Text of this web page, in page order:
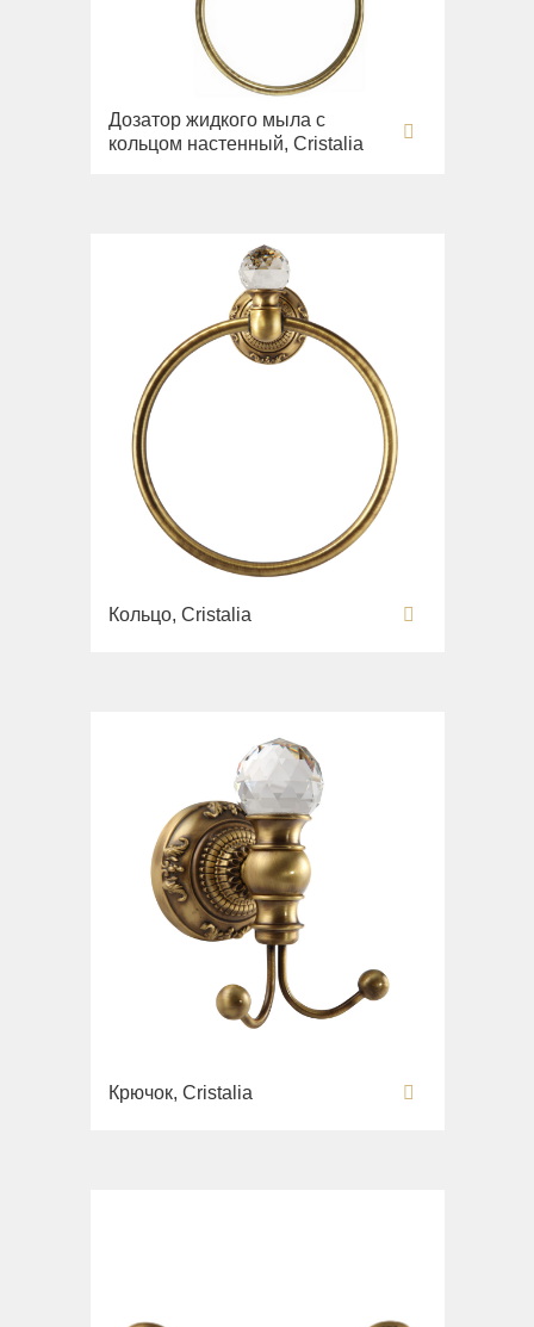
Дозатор жидкого мыла с
кольцом настенный, Cristalia
Кольцо, Cristalia
Крючок, Cristalia